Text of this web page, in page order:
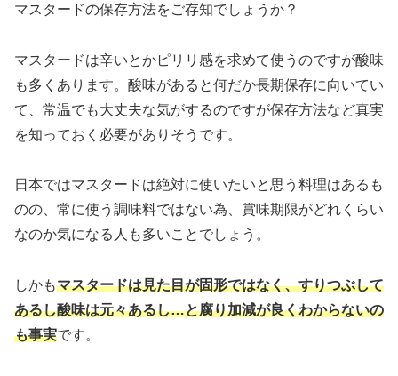
マスタードの保存方法をご存知でしょうか？
マスタードは辛いとかピリリ感を求めて使うのですが酸味
も多くあります。酸味があると何だか長期保存に向いてい
て、常温でも大丈夫な気がするのですが保存方法など真実
を知っておく必要がありそうです。
日本ではマスタードは絶対に使いたいと思う料理はあるも
のの、常に使う調味料ではない為、賞味期限がどれくらい
なのか気になる人も多いことでしょう。
しかもマスタードは見た目が固形ではなく、すりつぶして
あるし酸味は元々あるし…と腐り加減が良くわからないの
も事実です。